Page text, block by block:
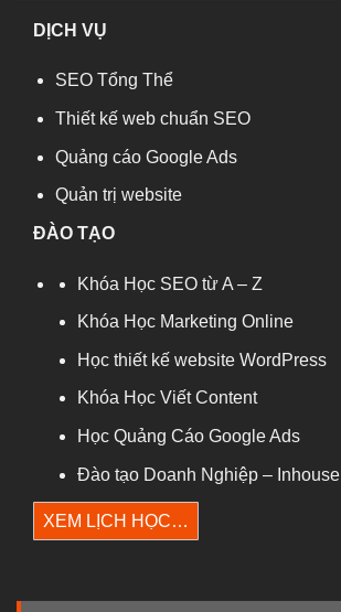
DỊCH VỤ
SEO Tổng Thể
Thiết kế web chuẩn SEO
Quảng cáo Google Ads
Quản trị website
ĐÀO TẠO
Khóa Học SEO từ A – Z
Khóa Học Marketing Online
Học thiết kế website WordPress
Khóa Học Viết Content
Học Quảng Cáo Google Ads
Đào tạo Doanh Nghiệp – Inhouse
XEM LỊCH HỌC…